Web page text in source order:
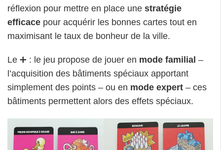
réflexion pour mettre en place une stratégie
efficace pour acquérir les bonnes cartes tout en
maximisant le taux de bonheur de la ville.
Le ➕ : le jeu propose de jouer en mode familial –
l’acquisition des bâtiments spéciaux apportant
simplement des points – ou en mode expert – ces
bâtiments permettent alors des effets spéciaux.